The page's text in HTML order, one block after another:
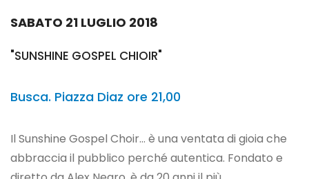
SABATO 21 LUGLIO 2018
"SUNSHINE GOSPEL CHIOIR"
Busca. Piazza Diaz ore 21,00
Il Sunshine Gospel Choir… è una ventata di gioia che
abbraccia il pubblico perché autentica. Fondato e